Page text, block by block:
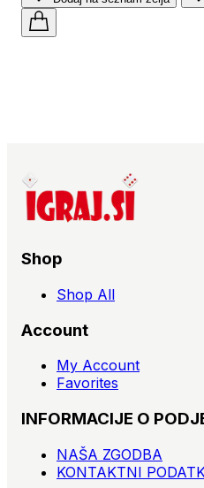
Shop
Shop All
Account
My Account
Favorites
INFORMACIJE O
NAŠA ZGODBA
KONTAKTNI